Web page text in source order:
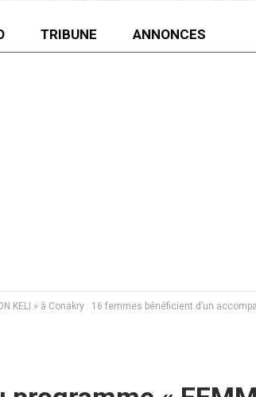
TRIBUNE ANNONCES
KELI » à Conakry : 16 femmes bénéficient d’un